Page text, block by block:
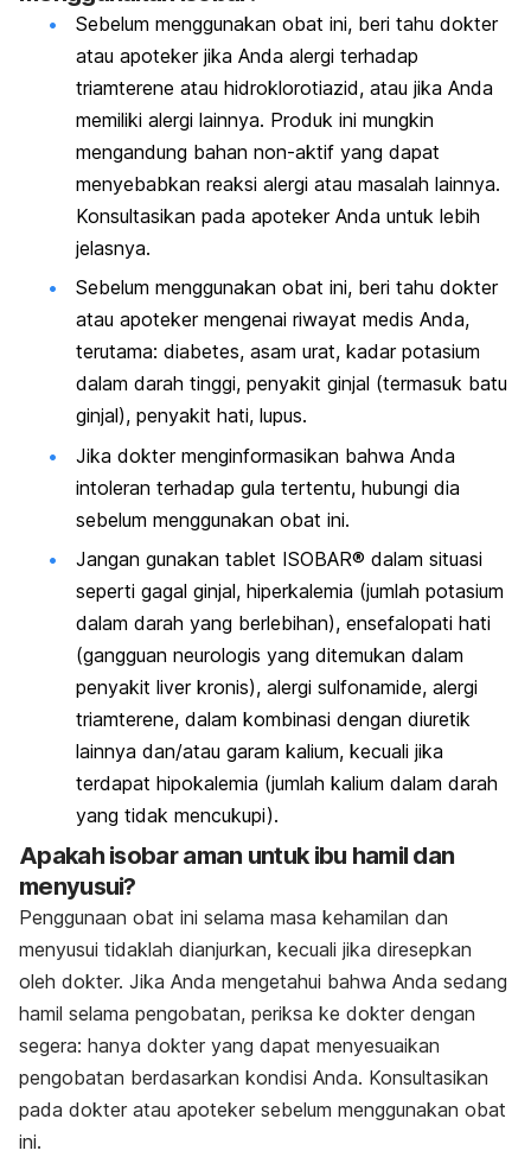
Sebelum menggunakan obat ini, beri tahu dokter
atau apoteker jika Anda alergi terhadap
triamterene atau hidroklorotiazid, atau jika Anda
memiliki alergi lainnya. Produk ini mungkin
mengandung bahan non-aktif yang dapat
menyebabkan reaksi alergi atau masalah lainnya.
Konsultasikan pada apoteker Anda untuk lebih
jelasnya.
Sebelum menggunakan obat ini, beri tahu dokter
atau apoteker mengenai riwayat medis Anda,
terutama: diabetes, asam urat, kadar potasium
dalam darah tinggi, penyakit ginjal (termasuk batu
ginjal), penyakit hati, lupus.
Jika dokter menginformasikan bahwa Anda
intoleran terhadap gula tertentu, hubungi dia
sebelum menggunakan obat ini.
Jangan gunakan tablet ISOBAR® dalam situasi
seperti gagal ginjal, hiperkalemia (jumlah potasium
dalam darah yang berlebihan), ensefalopati hati
(gangguan neurologis yang ditemukan dalam
penyakit liver kronis), alergi sulfonamide, alergi
triamterene, dalam kombinasi dengan diuretik
lainnya dan/atau garam kalium, kecuali jika
terdapat hipokalemia (jumlah kalium dalam darah
yang tidak mencukupi).
Apakah isobar aman untuk ibu hamil dan
menyusui?
Penggunaan obat ini selama masa kehamilan dan
menyusui tidaklah dianjurkan, kecuali jika diresepkan
oleh dokter. Jika Anda mengetahui bahwa Anda sedang
hamil selama pengobatan, periksa ke dokter dengan
segera: hanya dokter yang dapat menyesuaikan
pengobatan berdasarkan kondisi Anda. Konsultasikan
pada dokter atau apoteker sebelum menggunakan obat
ini.